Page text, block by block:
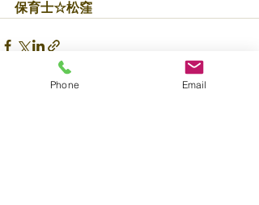
保育士☆松窪
Phone Email